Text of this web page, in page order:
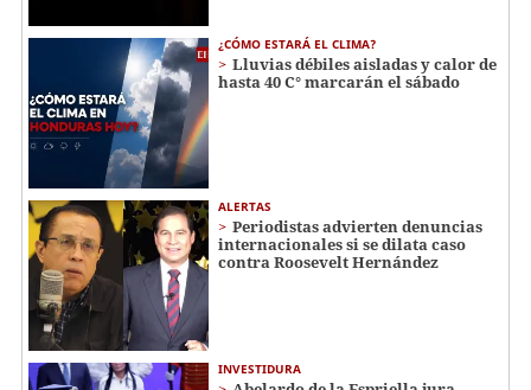
¿CÓMO ESTARÁ EL CLIMA?
Lluvias débiles aisladas y calor de
hasta 40 C° marcarán el sábado
ALERTAS
Periodistas advierten denuncias
internacionales si se dilata caso
contra Roosevelt Hernández
INVESTIDURA